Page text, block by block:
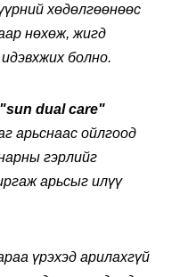
хөдөлгөөнөөс
нөхөж, жигд
болно.
dual care"
арьснаас ойлгоод
гэрлийг
арьсыг илүү
үрэхэд арилахгүй